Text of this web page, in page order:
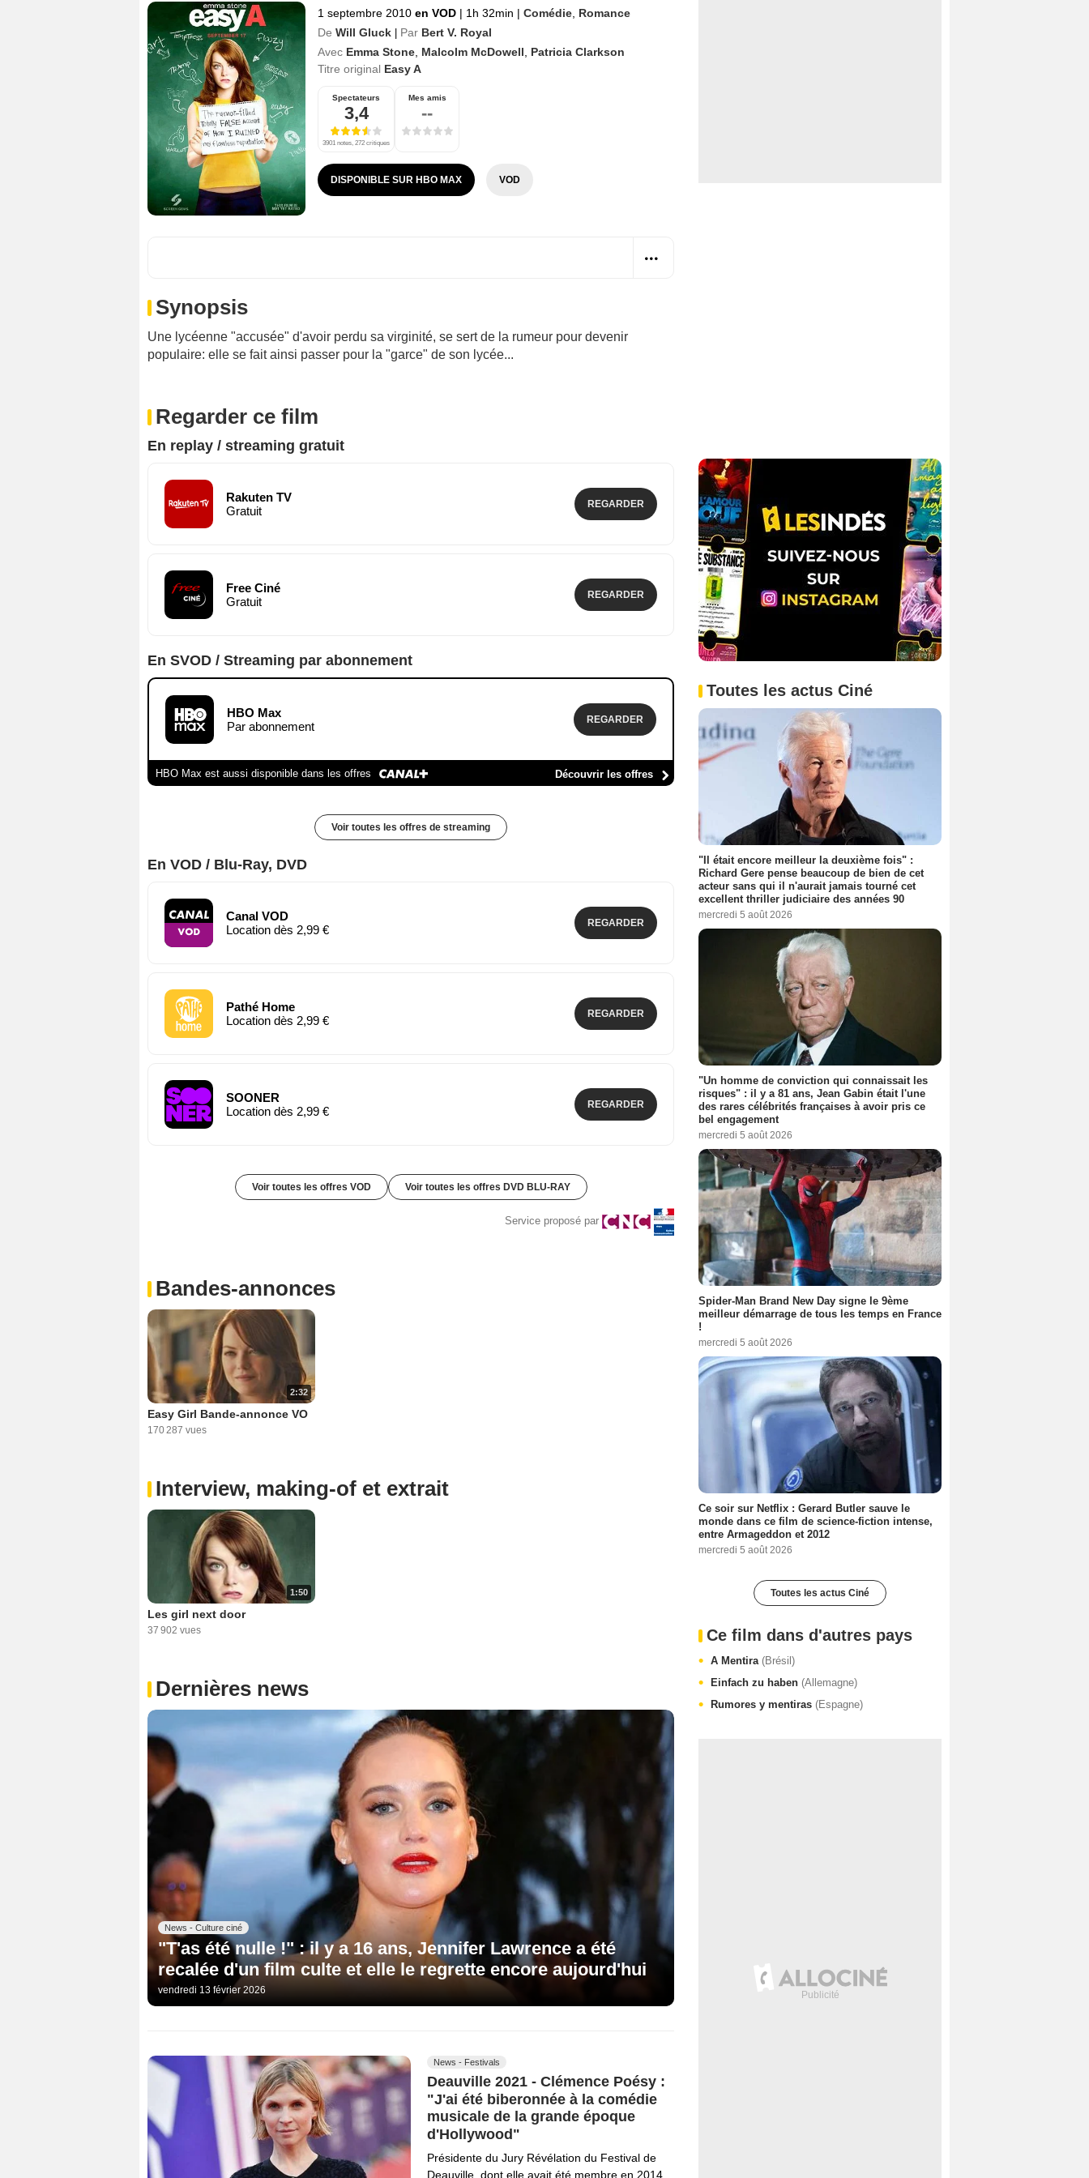
1 septembre 2010 en VOD | 1h 32min | Comédie Romance
De Will Gluck | Par Bert V. Royal
Avec Emma Stone Malcolm McDowell
Patricia Clarkson
Titre original Easy A
Spectateurs
3,4
3901 notes, 272 critiques
Mes amis
--
DISPONIBLE SUR HBO MAX VOD
Synopsis
Une lycéenne "accusée" d'avoir perdu sa virginité, se sert de la rumeur pour devenir
populaire: elle se fait ainsi passer pour la "garce" de son lycée...
Regarder ce film
En replay / streaming gratuit
Rakuten TV
Gratuit
REGARDER
Free Ciné
Gratuit
REGARDER
En SVOD / Streaming par abonnement
HBO Max
Par abonnement
REGARDER
HBO Max est aussi disponible dans les offres Découvrir les offres
Voir toutes les offres de streaming
En VOD / Blu-Ray, DVD
Canal VOD
Location dès 2,99 €
REGARDER
Pathé Home
Location dès 2,99 €
REGARDER
SOONER
Location dès 2,99 €
REGARDER
Voir toutes les offres VOD Voir toutes les offres DVD BLU-RAY
Service proposé par
Bandes-annonces
2:32
Easy Girl Bande-annonce VO
170 287 vues
Interview, making-of et extrait
1:50
Les girl next door
37 902 vues
Dernières news
News - Culture ciné
"T'as été nulle !" : il y a 16 ans, Jennifer Lawrence a été
recalée d'un film culte et elle le regrette encore aujourd'hui
vendredi 13 février 2026
News - Festivals
Deauville 2021 - Clémence Poésy :
"J'ai été biberonnée à la comédie
musicale de la grande époque
d'Hollywood"
Présidente du Jury Révélation du Festival de
Deauville, dont elle avait été membre en 2014,
Toutes les actus Ciné
"Il était encore meilleur la deuxième fois" :
Richard Gere pense beaucoup de bien de cet
acteur sans qui il n'aurait jamais tourné cet
excellent thriller judiciaire des années 90
mercredi 5 août 2026
"Un homme de conviction qui connaissait les
risques" : il y a 81 ans, Jean Gabin était l'une
des rares célébrités françaises à avoir pris ce
bel engagement
mercredi 5 août 2026
Spider-Man Brand New Day signe le 9ème
meilleur démarrage de tous les temps en France
!
mercredi 5 août 2026
Ce soir sur Netflix : Gerard Butler sauve le
monde dans ce film de science-fiction intense,
entre Armageddon et 2012
mercredi 5 août 2026
Toutes les actus Ciné
Ce film dans d'autres pays
A Mentira (Brésil)
Einfach zu haben (Allemagne)
Rumores y mentiras (Espagne)